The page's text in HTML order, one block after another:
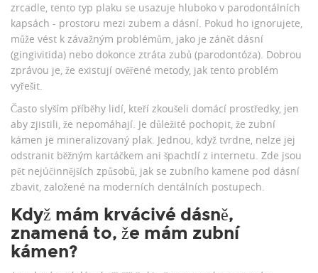
zrcadle, tento typ plaku se usazuje hluboko v parodontálních
kapsách - prostoru mezi zubem a dásní. Pokud ho ignorujete,
může vést k závažným problémům, jako je zánět dásní
(gingivitida) nebo dokonce ztráta zubů (parodontóza). Dobrou
zprávou je, že existují ověřené metody, jak tento problém
vyřešit.
Často slyším příběhy lidí, kteří zkoušeli domácí prostředky, jen
aby zjistili, že nepomáhají. Je důležité pochopit, že zubní
kámen je mineralizovaný plak. Jednou, když tvrdne, nelze jej
odstranit běžným kartáčkem ani špachtlí z internetu. Zde jsou
pět nejúčinnějších způsobů, jak se zubního kamene pod dásní
zbavit, založené na moderních dentálních postupech.
Když mám krvácivé dásně,
znamená to, že mám zubní
kámen?